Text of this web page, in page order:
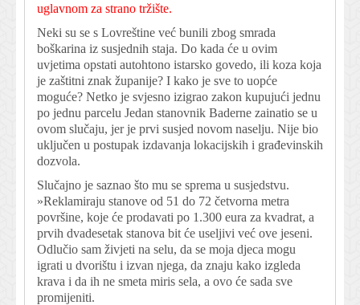
uglavnom za strano tržište.
Neki su se s Lovreštine već bunili zbog smrada
boškarina iz susjednih staja. Do kada će u ovim
uvjetima opstati autohtono istarsko govedo, ili koza koja
je zaštitni znak županije? I kako je sve to uopće
moguće? Netko je svjesno izigrao zakon kupujući jednu
po jednu parcelu Jedan stanovnik Baderne zainatio se u
ovom slučaju, jer je prvi susjed novom naselju. Nije bio
uključen u postupak izdavanja lokacijskih i građevinskih
dozvola.
Slučajno je saznao što mu se sprema u susjedstvu.
»Reklamiraju stanove od 51 do 72 četvorna metra
površine, koje će prodavati po 1.300 eura za kvadrat, a
prvih dvadesetak stanova bit će useljivi već ove jeseni.
Odlučio sam živjeti na selu, da se moja djeca mogu
igrati u dvorištu i izvan njega, da znaju kako izgleda
krava i da ih ne smeta miris sela, a ovo će sada sve
promijeniti.